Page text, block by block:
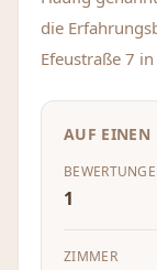
die
Efeustraße 7
AUF EINEN
1
ZIMMER